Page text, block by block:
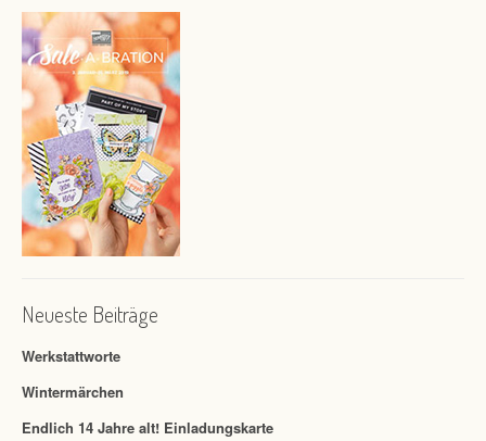
Neueste Beiträge
Werkstattworte
Wintermärchen
Endlich 14 Jahre alt! Einladungskarte